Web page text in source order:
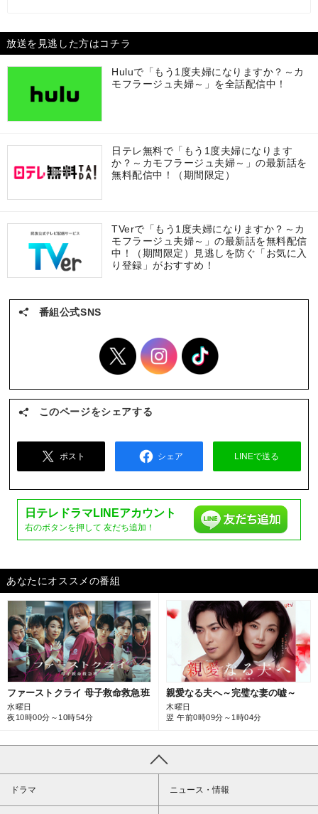
放送を見逃した方はコチラ
Huluで「もう1度夫婦になりますか？～カ
モフラージュ夫婦～」を全話配信中！
日テレ無料で「もう1度夫婦になります
か？～カモフラージュ夫婦～」の最新話を
無料配信中！（期間限定）
TVerで「もう1度夫婦になりますか？～カ
モフラージュ夫婦～」の最新話を無料配信
中！（期間限定）見逃しを防ぐ「お気に入
り登録」がおすすめ！
番組公式SNS
このページをシェアする
ポスト シェア LINEで送る
日テレドラマ LINEアカウント
右のボタンを押して 友だち追加！
あなたにオススメの番組
ファーストクライ 母子救命救急班
水曜日
夜10時00分～10時54分
親愛なる夫へ～完璧な妻の嘘～
木曜日
翌 午前0時09分～1時04分
ドラマ ニュース・情報